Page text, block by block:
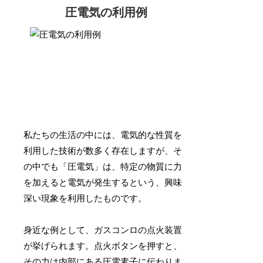
圧電気の利用例
私たちの生活の中には、電気的な性質を
利用した技術が数多く存在しますが、そ
の中でも「圧電気」は、特定の物質に力
を加えると電気が発生するという、興味
深い現象を利用したものです。
身近な例として、ガスコンロの点火装置
が挙げられます。点火ボタンを押すと、